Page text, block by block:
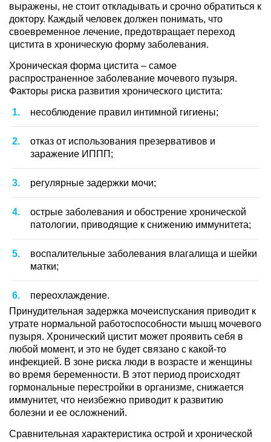
выражены, не стоит откладывать и срочно обратиться к
доктору. Каждый человек должен понимать, что
своевременное лечение, предотвращает переход
цистита в хроническую форму заболевания.
Хроническая форма цистита – самое
распространенное заболевание мочевого пузыря.
Факторы риска развития хронического цистита:
несоблюдение правил интимной гигиены;
отказ от использования презервативов и
заражение ИППП;
регулярные задержки мочи;
острые заболевания и обострение хронической
патологии, приводящие к снижению иммунитета;
воспалительные заболевания влагалища и шейки
матки;
переохлаждение.
Принудительная задержка мочеиспускания приводит к
утрате нормальной работоспособности мышц мочевого
пузыря. Хронический цистит может проявить себя в
любой момент, и это не будет связано с какой-то
инфекцией. В зоне риска люди в возрасте и женщины
во время беременности. В этот период происходят
гормональные перестройки в организме, снижается
иммунитет, что неизбежно приводит к развитию
болезни и ее осложнений.
Сравнительная характеристика острой и хронической